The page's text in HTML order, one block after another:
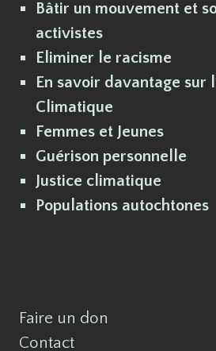
Bâtir un mouvement et
activistes
Eliminer le racisme
En savoir davantage sur
Climatique
Femmes et Jeunes
Guérison personnelle
Justice climatique
Populations autochtones
Faire un don
Contact